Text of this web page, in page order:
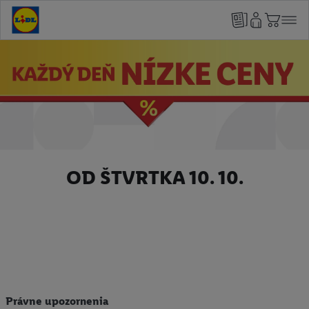
OD ŠTVRTKA 10. 10.
Právne upozornenia